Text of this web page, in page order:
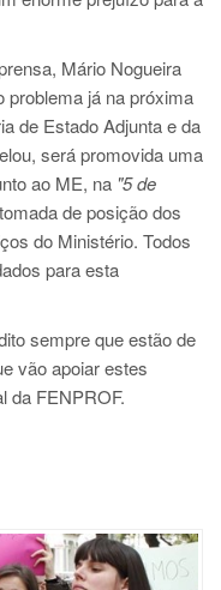
Mário Nogueira
problema já na próxima
de Estado Adjunta e da
será promovida uma
ao ME, na "5 de
de posição dos
do Ministério. Todos
para esta
sempre que estão de
vão apoiar estes
da FENPROF.